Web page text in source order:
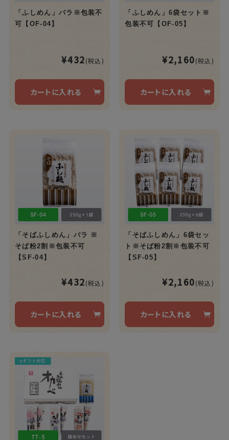
「ふしめん」バラ※包装不
可【OF-04】
¥432(税込)
カートに入れる
「ふしめん」6袋セット※
包装不可【OF-05】
¥2,160(税込)
カートに入れる
「そばふしめん」バラ ※
そば粉2割※包装不可
【SF-04】
¥432(税込)
カートに入れる
「そばふしめん」6袋セッ
ト※そば粉2割※包装不可
【SF-05】
¥2,160(税込)
カートに入れる